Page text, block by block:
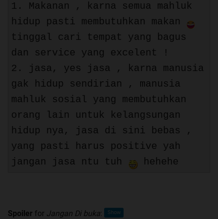
1. Makanan , karna semua mahluk
hidup pasti membutuhkan makan
tinggal cari tempat yang bagus
dan service yang excelent !
2. jasa, yes jasa , karna manusia
gak hidup sendirian , manusia
mahluk sosial yang membutuhkan
orang lain untuk kelangsungan
hidup nya, jasa di sini bebas ,
yang pasti harus positive yah
jangan jasa ntu tuh
hehehe
Spoiler for Jangan Di buka: